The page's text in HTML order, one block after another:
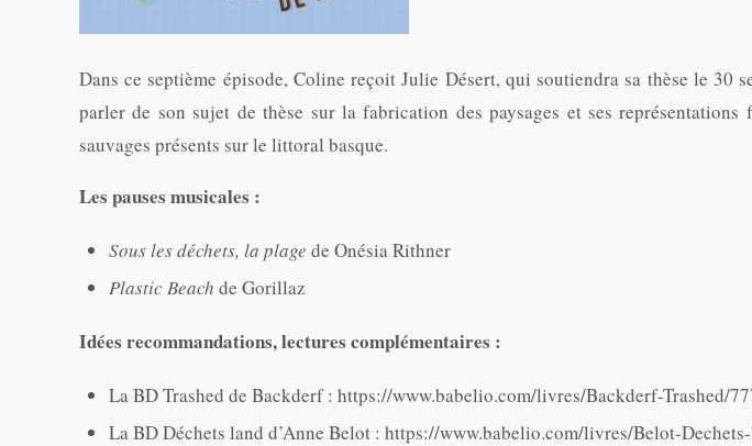
Dans ce septième épisode, Coline reçoit Julie Désert, qui soutiendra sa thèse le 30
parler de son sujet de thèse sur la fabrication des paysages et ses représentations
sauvages présents sur le littoral basque.
Les pauses musicales :
Sous les déchets, la plage de Onésia Rithner
Plastic Beach de Gorillaz
Idées recommandations, lectures complémentaires :
La BD Trashed de Backderf : https://www.babelio.com/livres/Backderf-Trashed/
La BD Déchets land d’Anne Belot : https://www.babelio.com/livres/Belot-